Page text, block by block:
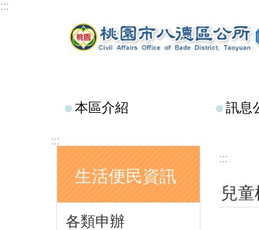
跳到主要內容區塊
:::
本區介紹 訊息
:::
生活便民資訊
各類申辦
:::
兒